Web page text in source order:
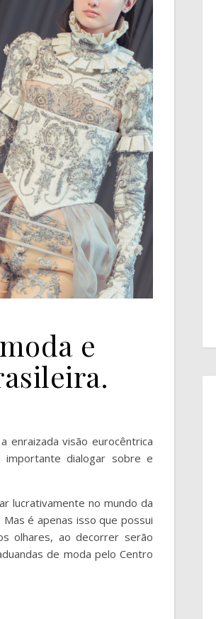
e
enraizada visão eurocêntrica
dialogar sobre e
lucrativamente no mundo da
é apenas isso que possui
olhares, ao decorrer serão
de moda pelo Centro